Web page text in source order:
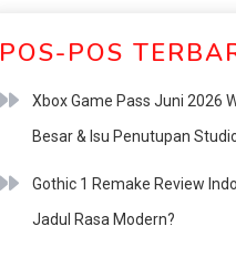
POS-POS
Xbox Game Pass Juni 2026
Besar & Isu Penutupan
Gothic 1 Remake Review
Jadul Rasa Modern?